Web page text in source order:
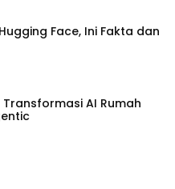
Face, Ini Fakta dan
AI Rumah